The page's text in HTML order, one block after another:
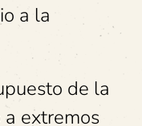
a la
de la
extremos